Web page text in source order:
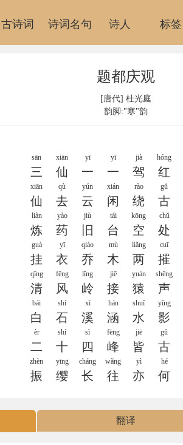
古诗词 诗词名句 诗人 标签
题都庆观
[唐代] 杜光庭
韵脚:"寒"韵
sān xiān yī yī jià hóng
三 仙 一 一 驾 红
xiān qù yún xián rào gǔ
仙 去 云 闲 绕 古
liàn yào jiù tái kōng chǔ
炼 药 旧 台 空 处
guà yī qiáo mù liǎng cuī
挂 衣 乔 木 两 摧
qīng fēng lǐng jiē yuán shēng
清 风 岭 接 猿 声
bái shí xī hán shuǐ yǐng
白 石 溪 涵 水 影
èr shí sì fēng jiē gǔ
二 十 四 峰 皆 古
zhèn yīng cháng wǎng yì hé
振 缨 长 往 亦 何
翻译